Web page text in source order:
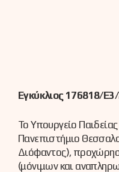
Εγκύκλιος 176818/
Το Υπουργείο
Πανεπιστήμιο
Διόφαντος),
(μόνιμων και